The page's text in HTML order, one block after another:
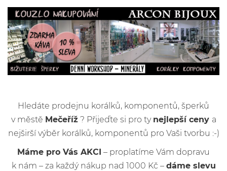
Hledáte prodejnu korálků, komponentů, šperků
v městě Mečeříž? Přijeďte si pro ty nejlepší ceny a
nejširší výběr korálků, komponentů pro Vaši tvorbu :-)
Máme pro Vás AKCI – proplatíme Vám dopravu
k nám – za každý nákup nad 1000 Kč – dáme slevu